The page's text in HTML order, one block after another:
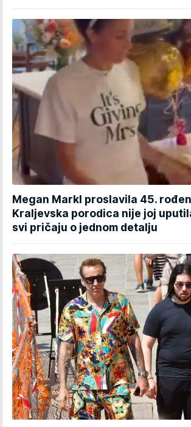
Megan Markl proslavila 45.
Kraljevska porodica nije joj
svi pričaju o jednom detalju